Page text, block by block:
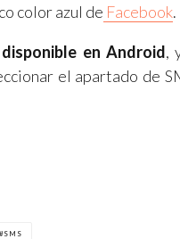
color azul de Facebook.
en Android,
el apartado de
SMS